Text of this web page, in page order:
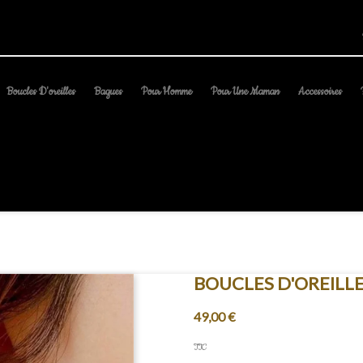
Boucles D'oreilles Bagues Pour Homme Pour Une Maman Accessoires
BOUCLES
49,00 €
TTC